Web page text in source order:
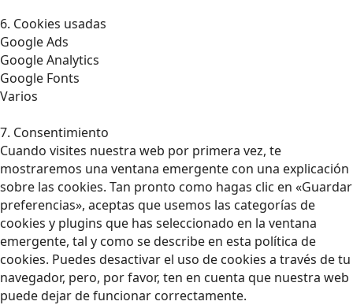
6. Cookies usadas
Google Ads
Google Analytics
Google Fonts
Varios
7. Consentimiento
Cuando visites nuestra web por primera vez, te
mostraremos una ventana emergente con una explicación
sobre las cookies. Tan pronto como hagas clic en «Guardar
preferencias», aceptas que usemos las categorías de
cookies y plugins que has seleccionado en la ventana
emergente, tal y como se describe en esta política de
cookies. Puedes desactivar el uso de cookies a través de tu
navegador, pero, por favor, ten en cuenta que nuestra web
puede dejar de funcionar correctamente.